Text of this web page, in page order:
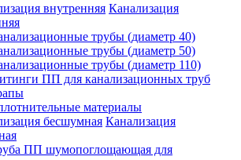
Канализация
трубы (диаметр 40)
трубы (диаметр 50)
трубы (диаметр 110)
ПП для канализационных труб
материалы
Канализация
ПП шумопоглощающая для